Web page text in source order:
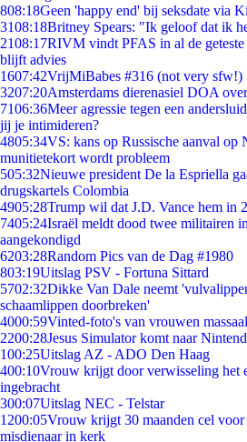
808:18Geen 'happy end' bij seksdate via
3108:18Britney Spears: "Ik geloof dat ik
2108:17RIVM vindt PFAS in al de
blijft advies
1607:42VrijMiBabes #316 (not very sfw!)
3207:20Amsterdams dierenasiel DOA
7106:36Meer agressie tegen een
jij je intimideren?
4805:34VS: kans op Russische aanval op
munitietekort wordt probleem
505:32Nieuwe president De la Espriella
drugskartels Colombia
4905:28Trump wil dat J.D. Vance hem in
7405:24Israël meldt dood twee militairen
aangekondigd
6203:28Random Pics van de Dag #1980
803:19Uitslag PSV - Fortuna Sittard
5702:32Dikke Van Dale neemt
schaamlippen doorbreken'
4000:59Vinted-foto's van vrouwen
2200:28Jesus Simulator komt naar
100:25Uitslag AZ - ADO Den Haag
400:10Vrouw krijgt door verwisseling het
ingebracht
300:07Uitslag NEC - Telstar
1200:05Vrouw krijgt 30 maanden cel
misdienaar in kerk